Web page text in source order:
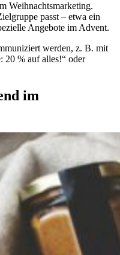
Weihnachtsmarketing.
passt – etwa ein
Angebote im Advent.
werden, z. B. mit
20 % auf alles!“ oder
im